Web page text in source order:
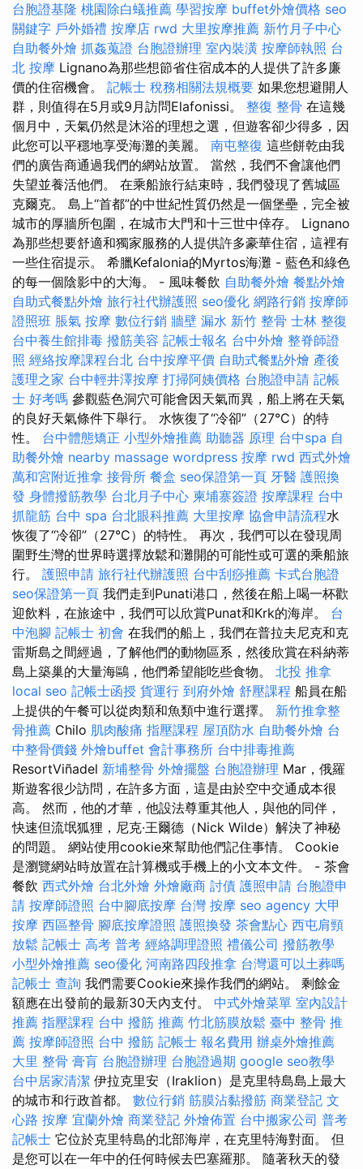
台胞證基隆 桃園除白蟻推薦 學習按摩 buffet外燴價格 seo
關鍵字 戶外婚禮 按摩店 rwd 大里按摩推薦 新竹月子中心
自助餐外燴 抓姦蒐證 台胞證辦理 室內裝潢 按摩師執照 台
北 按摩 Lignano為那些想節省住宿成本的人提供了許多廉
價的住宿機會。 記帳士 稅務相關法規概要 如果您想避開人
群，則值得在5月或9月訪問Elafonissi。 整復 整骨 在這幾
個月中，天氣仍然是沐浴的理想之選，但遊客卻少得多，因
此您可以平穩地享受海灘的美麗。 南屯整復 這些餅乾由我
們的廣告商通過我們的網站放置。 當然，我們不會讓他們
失望並養活他們。 在乘船旅行結束時，我們發現了舊城區
克爾克。 島上“首都”的中世紀性質仍然是一個堡壘，完全被
城市的厚牆所包圍，在城市大門和十三世中倖存。 Lignano
為那些想要舒適和獨家服務的人提供許多豪華住宿，這裡有
一些住宿提示。 希臘Kefalonia的Myrtos海灘 - 藍色和綠色
的每一個陰影中的大海。 - 風味餐飲 自助餐外燴 餐點外燴
自助式餐點外燴 旅行社代辦護照 seo優化 網路行銷 按摩師
證照班 脹氣 按摩 數位行銷 牆壁 漏水 新竹 整骨 士林 整復
台中養生館排毒 撥筋美容 記帳士報名 台中外燴 整脊師證
照 經絡按摩課程台北 台中按摩平價 自助式餐點外燴 產後
護理之家 台中輕井澤按摩 打掃阿姨價格 台胞證申請 記帳
士 好考嗎 參觀藍色洞穴可能會因天氣而異，船上將在天氣
的良好天氣條件下舉行。 水恢復了“冷卻”（27°C）的特
性。 台中體態矯正 小型外燴推薦 助聽器 原理 台中spa 自
助餐外燴 nearby massage wordpress 按摩 rwd 西式外燴
萬和宮附近推拿 接骨所 餐盒 seo保證第一頁 牙醫 護照換
發 身體撥筋教學 台北月子中心 柬埔寨簽證 按摩課程 台中
抓龍筋 台中 spa 台北眼科推薦 大里按摩 協會申請流程水
恢復了“冷卻”（27°C）的特性。 再次，我們可以在發現周
圍野生灣的世界時選擇放鬆和灘開的可能性或可​​選的乘船旅
行。 護照申請 旅行社代辦護照 台中刮痧推薦 卡式台胞證
seo保證第一頁 我們走到Punati港口，然後在船上喝一杯歡
迎飲料，在旅途中，我們可以欣賞Punat和Krk的海岸。 台
中泡腳 記帳士 初會 在我們的船上，我們在普拉夫尼克和克
雷斯島之間經過，了解他們的動物區系，然後欣賞在科納蒂
島上築巢的大量海鷗，他們希望能吃些食物。 北投 推拿
local seo 記帳士函授 貨運行 到府外燴 舒壓課程 船員在船
上提供的午餐可以從肉類和魚類中進行選擇。 新竹推拿整
骨推薦 Chilo 肌肉酸痛 指壓課程 屋頂防水 自助餐外燴 台
中整骨價錢 外燴buffet 會計事務所 台中排毒推薦
ResortViñadel 新埔整骨 外燴擺盤 台胞證辦理 Mar，俄羅
斯遊客很少訪問，在許多方面，這是由於空中交通成本很
高。 然而，他的才華，他設法尊重其他人，與他的同伴，
快速但流氓狐狸，尼克·王爾德（Nick Wilde）解決了神秘
的問題。 網站使用cookie來幫助他們記住事情。 Cookie
是瀏覽網站時放置在計算機或手機上的小文本文件。 - 茶會
餐飲 西式外燴 台北外燴 外燴廠商 討債 護照申請 台胞證申
請 按摩師證照 台中腳底按摩 台灣 按摩 seo agency 大甲
按摩 西區整骨 腳底按摩證照 護照換發 茶會點心 西屯肩頸
放鬆 記帳士 高考 普考 經絡調理證照 禮儀公司 撥筋教學
小型外燴推薦 seo優化 河南路四段推拿 台灣還可以土葬嗎
記帳士 查詢 我們需要Cookie來操作我們的網站。 剩餘金
額應在出發前的最新30天內支付。 中式外燴菜單 室內設計
推薦 指壓課程 台中 撥筋 推薦 竹北筋膜放鬆 臺中 整骨 推
薦 按摩師證照 台中 撥筋 記帳士 報名費用 辦桌外燴推薦
大里 整骨 膏肓 台胞證辦理 台胞證過期 google seo教學
台中居家清潔 伊拉克里安（Iraklion）是克里特島島上最大
的城市和行政首都。 數位行銷 筋膜沾黏撥筋 商業登記 文
心路 按摩 宜蘭外燴 商業登記 外燴佈置 台中搬家公司 普考
記帳士 它位於克里特島的北部海岸，在克里特海對面。 但
是您可以在一年中的任何時候去巴塞羅那。 隨著秋天的發